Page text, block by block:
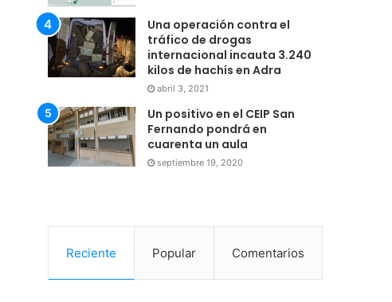
Una operación contra el
tráfico de drogas
internacional incauta 3.240
kilos de hachís en Adra
abril 3, 2021
Un positivo en el CEIP San
Fernando pondrá en
cuarenta un aula
septiembre 19, 2020
Reciente Popular Comentarios